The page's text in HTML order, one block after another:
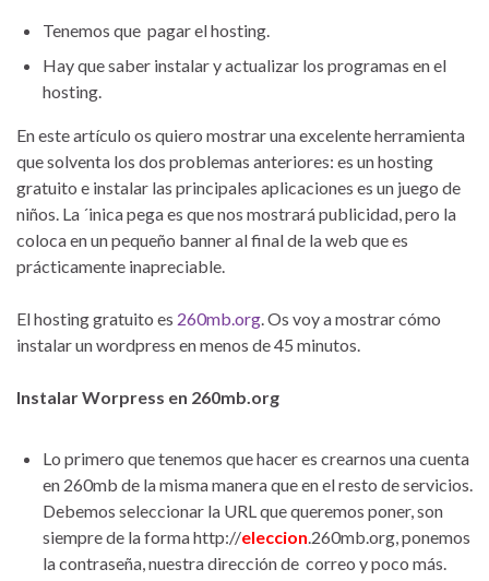
Tenemos que pagar el hosting.
Hay que saber instalar y actualizar los programas en el
hosting.
En este artículo os quiero mostrar una excelente herramienta
que solventa los dos problemas anteriores: es un hosting
gratuito e instalar las principales aplicaciones es un juego de
niños. La ´inica pega es que nos mostrará publicidad, pero la
coloca en un pequeño banner al final de la web que es
prácticamente inapreciable.
El hosting gratuito es 260mb.org . Os voy a mostrar cómo
instalar un wordpress en menos de 45 minutos.
Instalar Worpress en 260mb.org
Lo primero que tenemos que hacer es crearnos una cuenta
en 260mb de la misma manera que en el resto de servicios.
Debemos seleccionar la URL que queremos poner, son
siempre de la forma http://eleccion .260mb.org, ponemos
la contraseña, nuestra dirección de correo y poco más.